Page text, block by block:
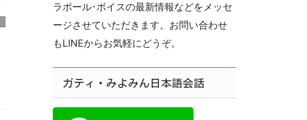
ラポール･ボイスの最新情報などをメッセ
ージさせていただきます。お問い合わせ
もLINEからお気軽にどうぞ。
ガティ・みよみん日本語会話